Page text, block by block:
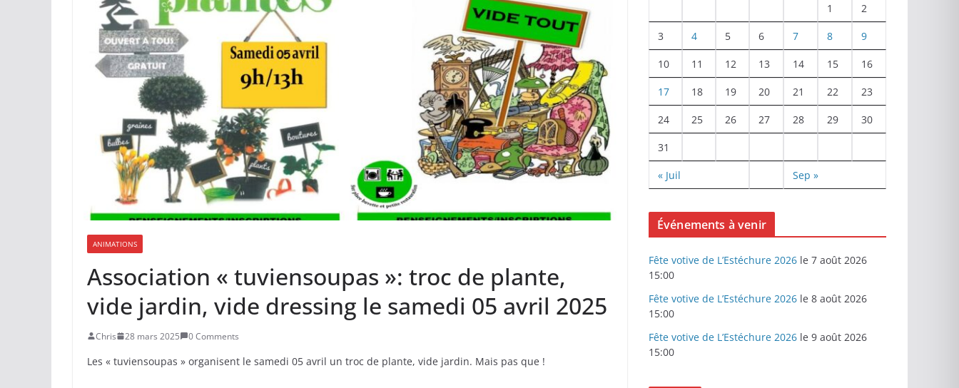
ANIMATIONS
Association « tuviensoupas »: troc de plante,
vide jardin, vide dressing le samedi 05 avril 2025
Chris 28 mars 2025 0 Comments
Les « tuviensoupas » organisent le samedi 05 avril un troc de plante, vide jardin. Mais pas que !
1 2
3 4 5 6 7 8 9
10 11 12 13 14 15 16
17 18 19 20 21 22 23
24 25 26 27 28 29 30
31
« Juil Sep »
Événements à venir
Fête votive de L’Estéchure 2026 le 7 août 2026
15:00
Fête votive de L’Estéchure 2026 le 8 août 2026
15:00
Fête votive de L’Estéchure 2026 le 9 août 2026
15:00